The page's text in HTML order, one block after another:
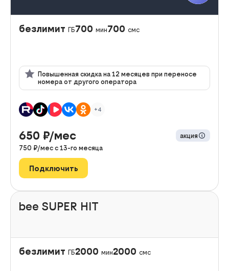
безлимит ГБ700 мин700 смс
Повышенная скидка на 12 месяцев при переносе
номера от другого оператора
+4
650 ₽/мес
акция
750 ₽/мес с 13-го месяца
Подключить
bee SUPER HIT
безлимит ГБ2000 мин2000 смс